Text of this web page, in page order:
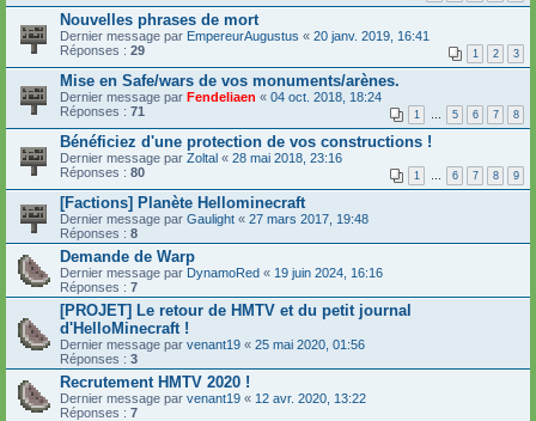
Nouvelles phrases de mort
Dernier message par EmpereurAugustus « 20 janv. 2019, 16:41
Réponses : 29 1 2 3
Mise en Safe/wars de vos monuments/arènes.
Dernier message par Fendeliaen « 04 oct. 2018, 18:24
Réponses : 71 1 … 5 6 7 8
Bénéficiez d'une protection de vos constructions !
Dernier message par Zoltal « 28 mai 2018, 23:16
Réponses : 80 1 … 6 7 8 9
[Factions] Planète Hellominecraft
Dernier message par Gaulight « 27 mars 2017, 19:48
Réponses : 8
Demande de Warp
Dernier message par DynamoRed « 19 juin 2024, 16:16
Réponses : 7
[PROJET] Le retour de HMTV et du petit journal
d'HelloMinecraft !
Dernier message par venant19 « 25 mai 2020, 01:56
Réponses : 3
Recrutement HMTV 2020 !
Dernier message par venant19 « 12 avr. 2020, 13:22
Réponses : 7